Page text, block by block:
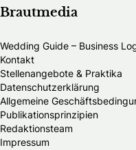
Brautmedia
Wedding Guide – Business
Kontakt
Stellenangebote & Praktika
Datenschutzerklärung
Allgemeine
Publikationsprinzipien
Redaktionsteam
Impressum